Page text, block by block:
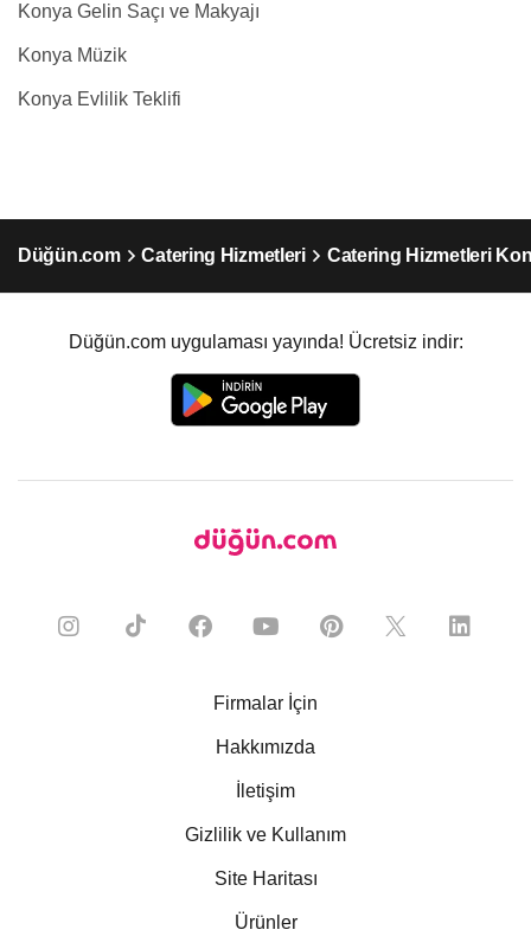
Konya Gelin Saçı ve Makyajı
Konya Müzik
Konya Evlilik Teklifi
Düğün.com Catering Hizmetleri Catering Hizmetleri
Düğün.com uygulaması yayında! Ücretsiz indir:
Firmalar İçin
Hakkımızda
İletişim
Gizlilik ve Kullanım
Site Haritası
Ürünler